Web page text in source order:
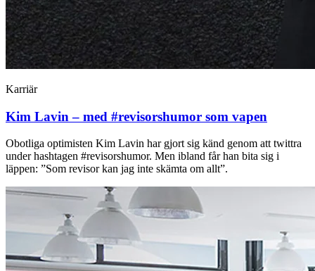
Karriär
Kim Lavin – med #revisorshumor som vapen
Obotliga optimisten Kim Lavin har gjort sig känd genom att twittra
under hashtagen #revisorshumor. Men ibland får han bita sig i
läppen: ”Som revisor kan jag inte skämta om allt”.